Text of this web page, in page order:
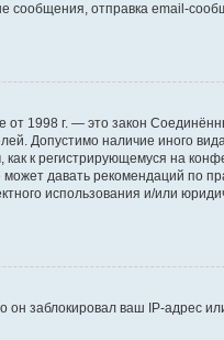
отправка email-
от 1998 г. — это закон
Допустимо наличие иного
к регистрирующемуся на
давать рекомендаций по
использования и/или
заблокировал ваш IP-адрес